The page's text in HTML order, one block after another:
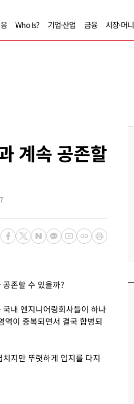
Who Is? 기업·산업 금융 시장·머니
계속 공존할
존할 수 있을까?
내 엔지니어링회사들이 하나
역이 중복되면서 결국 합병되
지만 뚜렷하게 입지를 다지